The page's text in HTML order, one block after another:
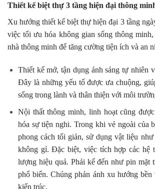
Thiết kế biệt thự 3 tầng hiện đại thông
Xu hướng thiết kế biệt thự hiện đại 3 tầng
việc tối ưu hóa không gian sống thông
nhà thông minh để tăng cường tiện ích và an
Thiết kế mở, tận dụng ánh sáng tự nhiên
Đây là những yếu tố được ưa chuộng,
sống trong lành và thân thiện với môi
Nội thất thông minh, linh hoạt cũng
hóa sự tiện nghi. Trong khi vẻ ngoài của
phong cách tối giản, sử dụng vật liệu
không gỉ. Đặc biệt, việc tích hợp các hệ
lượng hiệu quả. Phải kể đến như pin mặt
phổ biến. Chúng phản ánh xu hướng
kiến trúc.